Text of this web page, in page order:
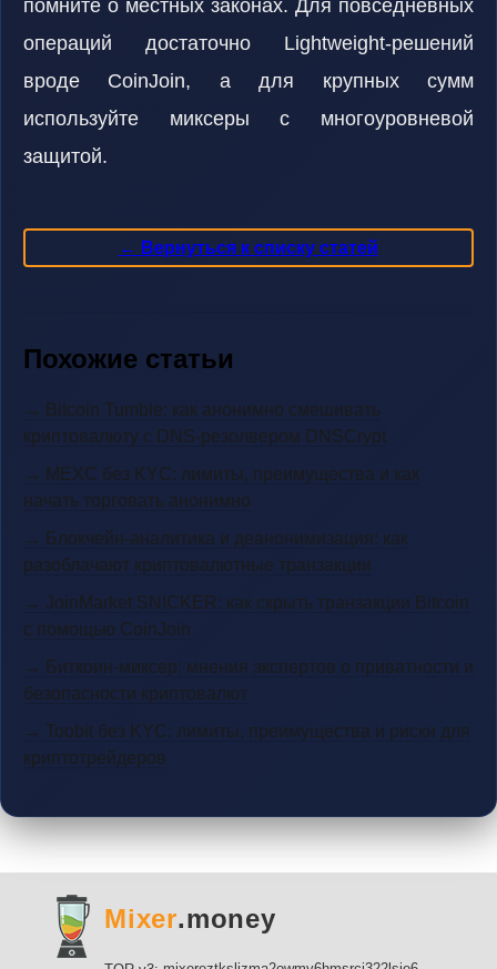
помните о местных законах. Для повседневных
операций достаточно Lightweight-решений
вроде CoinJoin, а для крупных сумм
используйте миксеры с многоуровневой
защитой.
← Вернуться к списку статей
Похожие статьи
→ Bitcoin Tumble: как анонимно смешивать
криптовалюту с DNS-резолвером DNSCrypt
→ MEXC без KYC: лимиты, преимущества и как
начать торговать анонимно
→ Блокчейн-аналитика и деанонимизация: как
разоблачают криптовалютные транзакции
→ JoinMarket SNICKER: как скрыть транзакции Bitcoin
с помощью CoinJoin
→ Биткоин-миксер: мнения экспертов о приватности и
безопасности криптовалют
→ Toobit без KYC: лимиты, преимущества и риски для
криптотрейдеров
Mixer.money